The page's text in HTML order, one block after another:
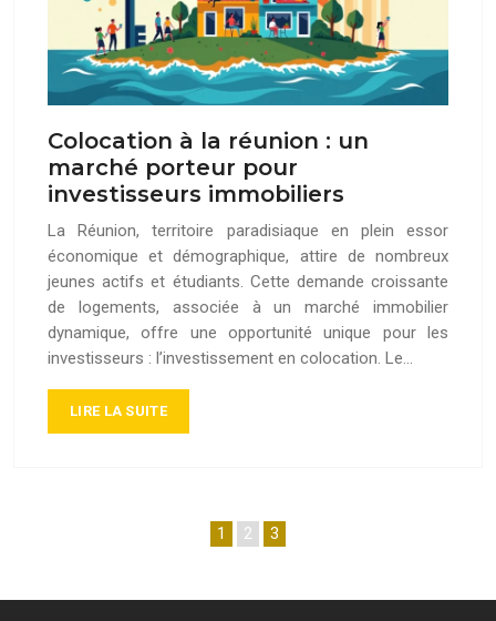
Colocation à la réunion : un
marché porteur pour
investisseurs immobiliers
La Réunion, territoire paradisiaque en plein essor
économique et démographique, attire de nombreux
jeunes actifs et étudiants. Cette demande croissante
de logements, associée à un marché immobilier
dynamique, offre une opportunité unique pour les
investisseurs : l’investissement en colocation. Le…
LIRE LA SUITE
1 2 3